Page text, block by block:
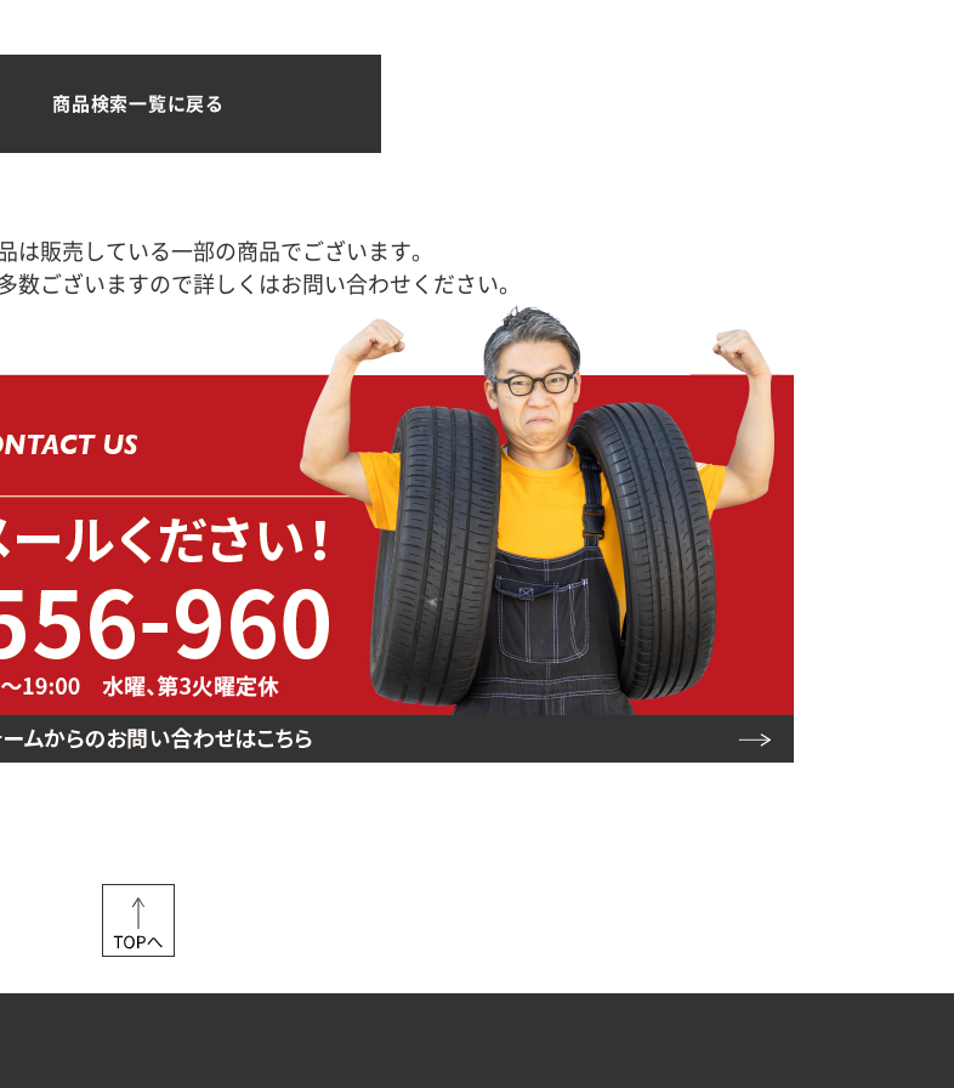
商品検索一覧に戻る
は販売している一部の商品でございます。
数ございますので詳しくはお問い合わせください。